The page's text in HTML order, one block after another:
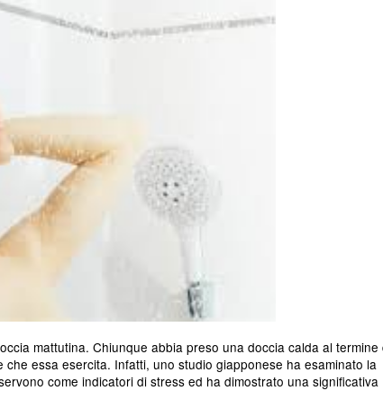
mattutina. Chiunque abbia preso una doccia calda al termine
essa esercita. Infatti, uno studio giapponese ha esaminato la
come indicatori di stress ed ha dimostrato una significativa